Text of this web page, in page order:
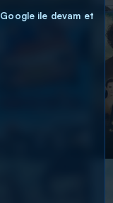
Google ile devam et